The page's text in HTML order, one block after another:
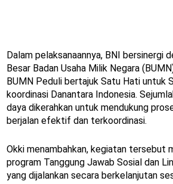
Dalam pelaksanaannya, BNI bersinergi
Besar Badan Usaha Milik Negara
BUMN Peduli bertajuk Satu Hati untuk
koordinasi Danantara Indonesia.
daya dikerahkan untuk mendukung
berjalan efektif dan terkoordinasi.
Okki menambahkan, kegiatan tersebut
program Tanggung Jawab Sosial dan
yang dijalankan secara berkelanjutan